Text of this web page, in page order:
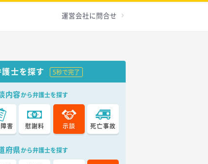
運営会社に問合せ
護士を探す 5秒で完了
内容から弁護士を探す
害 慰謝料 示談 死亡事故
府県から弁護士を探す